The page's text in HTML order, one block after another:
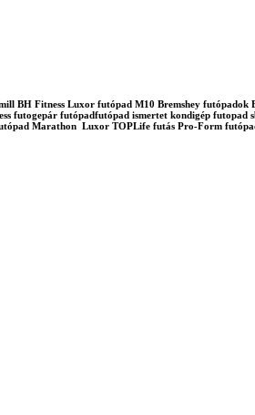
BH Fitness Luxor futópad M10 Bremshey futópadok
futópadfutópad ismertet kondigép futopad
Marathon Luxor TOPLife futás Pro-Form